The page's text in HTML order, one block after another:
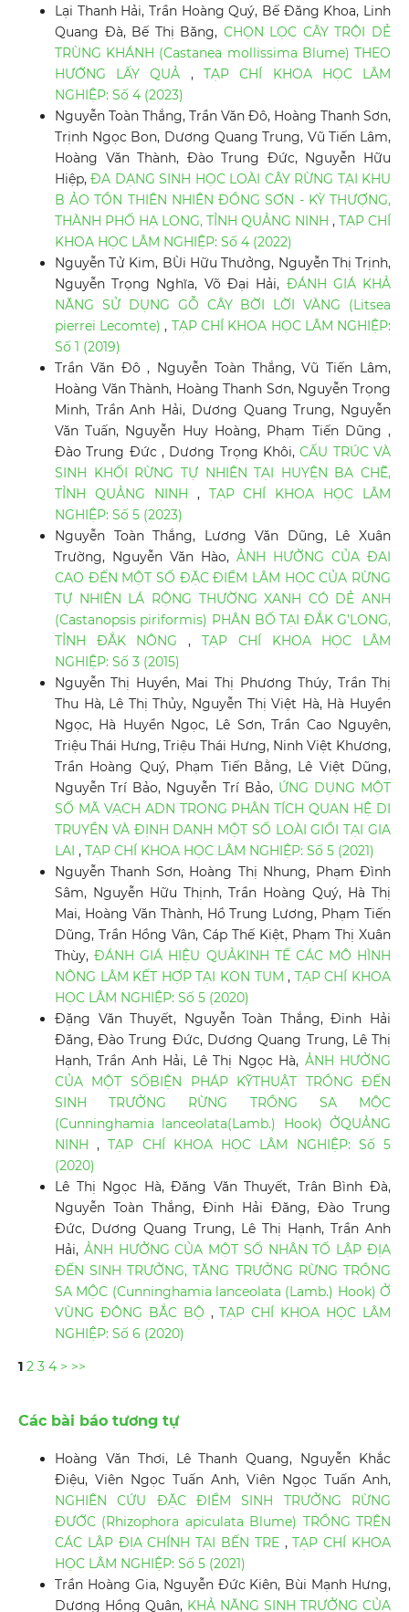
Lại Thanh Hải, Trần Hoàng Quý, Bế Đăng Khoa, Linh
Quang Đà, Bế Thị Băng, CHỌN LỌC CÂY TRỘI DẺ
TRÙNG KHÁNH (Castanea mollissima Blume) THEO
HƯỚNG LẤY QUẢ ,TẠP CHÍ KHOA HỌC LÂM
NGHIỆP: Số 4 (2023)
Nguyễn Toàn Thắng, Trần Văn Đô, Hoàng Thanh Sơn,
Trịnh Ngọc Bon, Dương Quang Trung, Vũ Tiến Lâm,
Hoàng Văn Thành, Đào Trung Đức, Nguyễn Hữu
Hiệp,ĐA DẠNG SINH HỌC LOÀI CÂY RỪNG TẠI KHU
B ẢO TỒN THIÊN NHIÊN ĐỒNG SƠN - KỲ THƯỢNG,
THÀNH PHỐ HẠ LONG, TỈNH QUẢNG NINH,TẠP CHÍ
KHOA HỌC LÂM NGHIỆP: Số 4 (2022)
Nguyễn Tử Kim, BÙi Hữu Thưởng, Nguyễn Thị Trịnh,
Nguyễn Trọng Nghĩa, Võ Đại Hải, ĐÁNH GIÁ KHẢ
NĂNG SỬ DỤNG GỖ CÂY BỜI LỜI VÀNG (Litsea
pierrei Lecomte), TẠP CHÍ KHOA HỌC LÂM NGHIỆP:
Số 1 (2019)
Trần Văn Đô , Nguyễn Toàn Thắng, Vũ Tiến Lâm,
Hoàng Văn Thành, Hoàng Thanh Sơn, Nguyễn Trọng
Minh, Trần Anh Hải, Dương Quang Trung, Nguyễn
Văn Tuấn, Nguyễn Huy Hoàng, Phạm Tiến Dũng ,
Đào Trung Đức , Dương Trọng Khôi,CẤU TRÚC VÀ
SINH KHỐI RỪNG TỰ NHIÊN TẠI HUYỆN BA CHẼ,
TỈNH QUẢNG NINH , TẠP CHÍ KHOA HỌC LÂM
NGHIỆP: Số 5 (2023)
Nguyễn Toàn Thắng, Lương Văn Dũng, Lê Xuân
Trường, Nguyễn Văn Hào,ẢNH HƯỞNG CỦA ĐAI
CAO ĐẾN MỘT SỐ ĐẶC ĐIỂM LÂM HỌC CỦA RỪNG
TỰ NHIÊN LÁ RỘNG THƯỜNG XANH CÓ DẺ ANH
(Castanopsis piriformis) PHÂN BỐ TẠI ĐẮK G’LONG,
TỈNH ĐẮK NÔNG,TẠP CHÍ KHOA HỌC LÂM
NGHIỆP: Số 3 (2015)
Nguyễn Thị Huyền, Mai Thị Phương Thúy, Trần Thị
Thu Hà, Lê Thị Thủy, Nguyễn Thị Việt Hà, Hà Huyền
Ngọc, Hà Huyền Ngọc, Lê Sơn, Trần Cao Nguyên,
Triệu Thái Hưng, Triệu Thái Hưng, Ninh Việt Khương,
Trần Hoàng Quý, Phạm Tiến Bằng, Lê Việt Dũng,
Nguyễn Trí Bảo, Nguyễn Trí Bảo, ỨNG DỤNG MỘT
SỐ MÃ VẠCH ADN TRONG PHÂN TÍCH QUAN HỆ DI
TRUYỀN VÀ ĐỊNH DANH MỘT SỐ LOÀI GIỔI TẠI GIA
LAI , TẠP CHÍ KHOA HỌC LÂM NGHIỆP: Số 5 (2021)
Nguyễn Thanh Sơn, Hoàng Thị Nhung, Phạm Đình
Sâm, Nguyễn Hữu Thịnh, Trần Hoàng Quý, Hà Thị
Mai, Hoàng Văn Thành, Hồ Trung Lương, Phạm Tiến
Dũng, Trần Hồng Vân, Cáp Thế Kiệt, Phạm Thị Xuân
Thùy,ĐÁNH GIÁ HIỆU QUẢKINH TẾ CÁC MÔ HÌNH
NÔNG LÂM KẾT HỢP TẠI KON TUM, TẠP CHÍ KHOA
HỌC LÂM NGHIỆP: Số 5 (2020)
Đặng Văn Thuyết, Nguyễn Toàn Thắng, Đinh Hải
Đăng, Đào Trung Đức, Dương Quang Trung, Lê Thị
Hạnh, Trần Anh Hải, Lê Thị Ngọc Hà, ẢNH HƯỞNG
CỦA MỘT SỐBIỆN PHÁP KỸTHUẬT TRỒNG ĐẾN
SINH TRƯỞNG RỪNG TRỒNG SA MỘC
(Cunninghamia lanceolata(Lamb.) Hook) ỞQUẢNG
NINH,TẠP CHÍ KHOA HỌC LÂM NGHIỆP: Số 5
(2020)
Lê Thị Ngọc Hà, Đăng Văn Thuyết, Trân Bình Đà,
Nguyễn Toàn Thắng, Đinh Hải Đăng, Đào Trung
Đức, Dương Quang Trung, Lê Thị Hạnh, Trần Anh
Hải, ẢNH HƯỞNG CỦA MỘT SỐ NHÂN TỐ LẬP ĐỊA
ĐẾN SINH TRƯỞNG, TĂNG TRƯỞNG RỪNG TRỒNG
SA MỘC (Cunninghamia lanceolata (Lamb.) Hook) Ở
VÙNG ĐÔNG BẮC BỘ ,TẠP CHÍ KHOA HỌC LÂM
NGHIỆP: Số 6 (2020)
1 2 3 4 > >>
Các bài báo tương tự
Hoàng Văn Thơi, Lê Thanh Quang, Nguyễn Khắc
Điệu, Viên Ngọc Tuấn Anh, Viên Ngọc Tuấn Anh,
NGHIÊN CỨU ĐẶC ĐIỂM SINH TRƯỞNG RỪNG
ĐƯỚC (Rhizophora apiculata Blume) TRỒNG TRÊN
CÁC LẬP ĐỊA CHÍNH TẠI BẾN TRE ,TẠP CHÍ KHOA
HỌC LÂM NGHIỆP: Số 5 (2021)
Trần Hoàng Gia, Nguyễn Đức Kiên, Bùi Mạnh Hưng,
Dương Hồng Quân, KHẢ NĂNG SINH TRƯỞNG CỦA